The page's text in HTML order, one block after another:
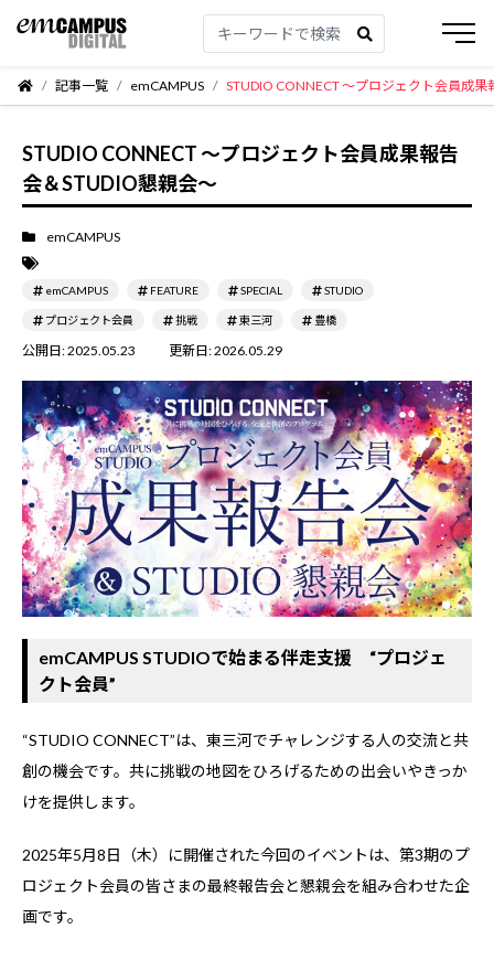
記事一覧 emCAMPUS STUDIO CONNECT ～プロジェクト会員成
STUDIO CONNECT ～プロジェクト会員成果報告
会＆STUDIO懇親会～
emCAMPUS
emCAMPUS FEATURE SPECIAL STUDIO
プロジェクト会員 挑戦 東三河 豊橋
公開日:2025.05.23 更新日:2026.05.29
emCAMPUS STUDIOで始まる伴走支援 “プロジェ
クト会員”
“STUDIO CONNECT”は、東三河でチャレンジする人の交流と共
創の機会です。共に挑戦の地図をひろげるための出会いやきっか
けを提供します。
2025年5月8日（木）に開催された今回のイベントは、第3期のプ
ロジェクト会員の皆さまの最終報告会と懇親会を組み合わせた企
画です。